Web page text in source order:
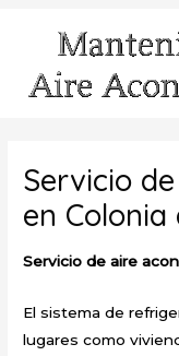
contenido
Servicio
en Colonia
Servicio de aire
El sistema de
lugares como